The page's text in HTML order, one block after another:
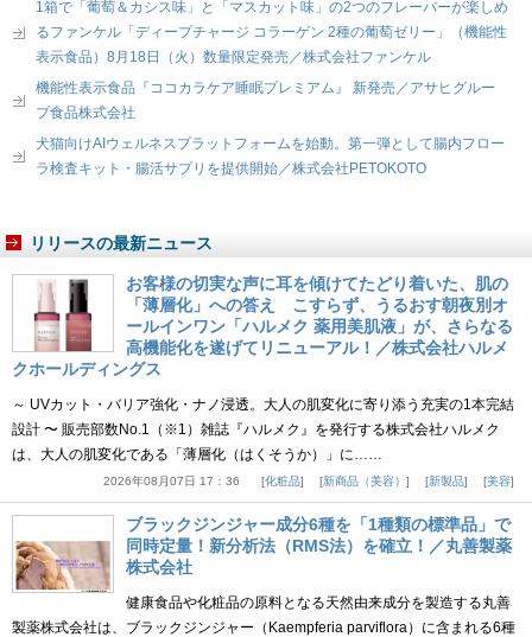
1箱で「葡萄＆カシス味」と「マスカット味」の2つのフレーバーが楽しめ
るファンケル「ディープチャージ コラーゲン 2種の葡萄ゼリー」（機能性
表示食品）8月18日（火）数量限定発売／株式会社ファンケル
機能性表示食品『ココカラケア睡眠プレミアム』 新発売／アサヒグルー
プ食品株式会社
犬猫向けAIウェルネスプラットフォームを始動。第一弾として腸内フロー
ラ検査キット・腸活サプリを提供開始／株式会社PETOKOTO
リリースの最新ニュース
お客様の切実な声に耳を傾けてたどり着いた、肌の
「薄層化」への答え こすらず、うるおす朝夜別オ
ールインワン「ハルメク 薬用美肌液」が、さらなる
高機能化を遂げてリニューアル！／株式会社ハルメ
クホールディングス
～ UVカット・バリア強化・ナノ浸透。大人の肌変化に寄り添う充実の1本完結
設計 〜 販売部数No.1（※1）雑誌『ハルメク』を発行する株式会社ハルメク
は、大人の肌変化である「薄層化（はくそうか）」に……
2026年08月07日 17：36 化粧品 新商品（美容） 新製品 美容
ブラックジンジャー成分6種を「1種類の標準品」で
同時定量！新分析法（RMS法）を確立！／丸善製薬
株式会社
健康食品や化粧品の原料となる天然由来成分を製造する丸善
製薬株式会社は、ブラックジンジャー（Kaempferia parviflora）に含まれる6種